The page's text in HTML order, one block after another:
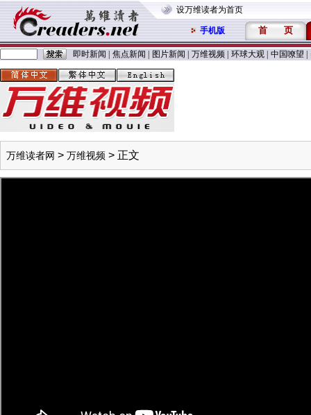
设万维读者为首页
手机版 首 页
即时新闻 焦点新闻 图片新闻 万维视频 环球大观 中国嘹望
万维读者网 > 万维视频 > 正文